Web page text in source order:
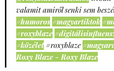
valamit amiről senki sem
#humoros #magyartiktok
#roxyblaze
#közélet #roxyblaze
Roxy Blaze - Roxy Blaze